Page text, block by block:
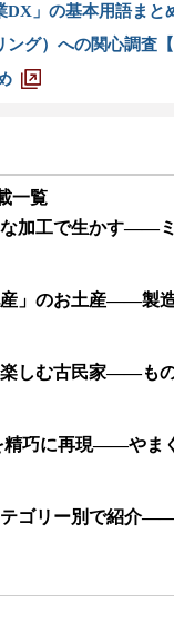
DX」の基本用語まと
グ）への関心調査【
一覧
加工で生かす――
」のお土産――製
しむ古民家――も
精巧に再現――やま
ゴリー別で紹介